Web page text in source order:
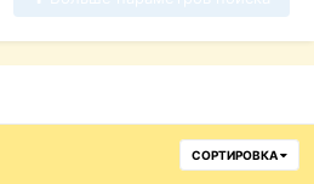
СОРТИРОВКА